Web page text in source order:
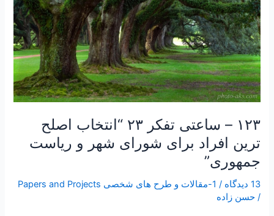
۱۲۳ – ساعتی تفکر ۲۳ “انتخاب اصلح
ترین افراد برای شورای شهر و ریاست
جمهوری”
13 دیدگاه / 1-مقالات و طرح های شخصی Papers and Projects
/حسن زاده
“انتخاب
اصلح
ترین
افراد
برای
شورای
شهر
ریاست
جمهوری”